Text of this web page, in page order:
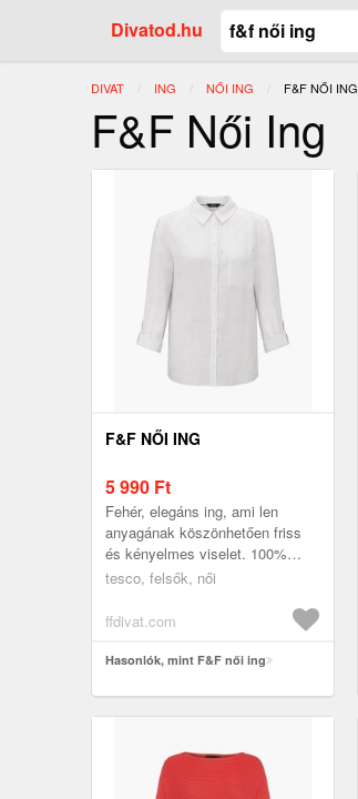
Divatod.hu
DIVAT ING NŐI ING JELENLEGI:
F&F NŐI ING
F&F Női Ing
F&F NŐI ING
5 990 Ft
Fehér, elegáns ing, ami len
anyagának köszönhetően friss
és kényelmes viselet. 100%
vászon
tesco, felsők, női
ffdivat.com
Hasonlók, mint F&F női ing